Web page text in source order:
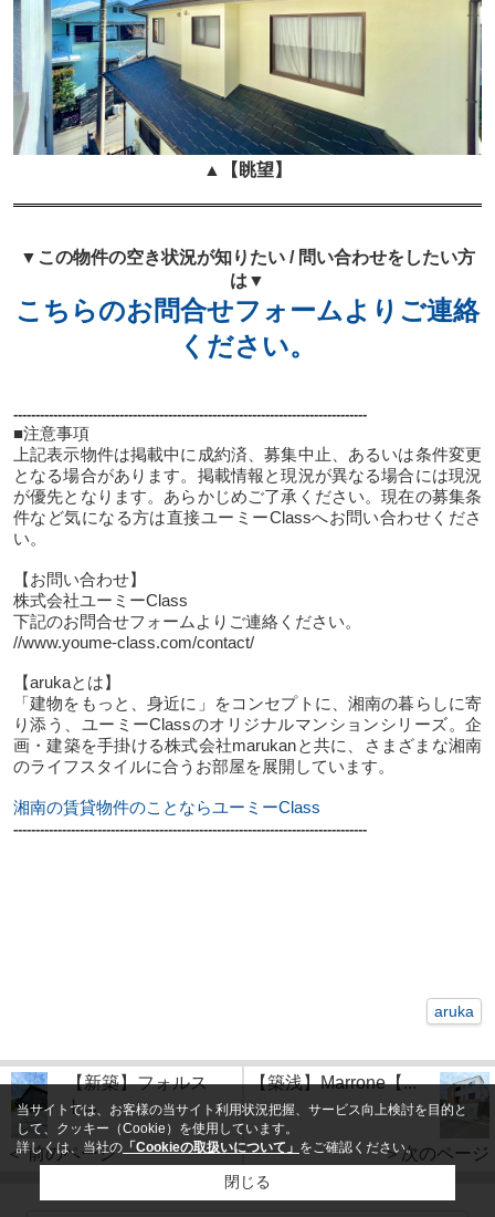
▲ 【眺望】
▼この物件の空き状況が知りたい / 問い合わせをしたい方
は▼
こちらのお問合せフォームよりご連絡
ください。
--------------------------------------------------------------------------------
■注意事項
上記表示物件は掲載中に成約済、募集中止、あるいは条件変更
となる場合があります。掲載情報と現況が異なる場合には現況
が優先となります。あらかじめご了承ください。現在の募集条
件など気になる方は直接ユーミーClassへお問い合わせくださ
い。
【お問い合わせ】
株式会社ユーミーClass
下記のお問合せフォームよりご連絡ください。
//www.youme-class.com/contact/
【arukaとは】
「建物をもっと、身近に」をコンセプトに、湘南の暮らしに寄
り添う、ユーミーClassのオリジナルマンションシリーズ。企
画・建築を手掛ける株式会社marukanと共に、さまざまな湘南
のライフスタイルに合うお部屋を展開しています。
湘南の賃貸物件のことならユーミーClass
--------------------------------------------------------------------------------
aruka
【新築】フォルス
ト...
＜ 前のページ
【築浅】Marrone【...
＞次のページ
当サイトでは、お客様の当サイト利用状況把握、サービス向上検討を目的と
して、クッキー（Cookie）を使用しています。
詳しくは、当社の 「Cookieの取扱いについて」 をご確認ください。
閉じる